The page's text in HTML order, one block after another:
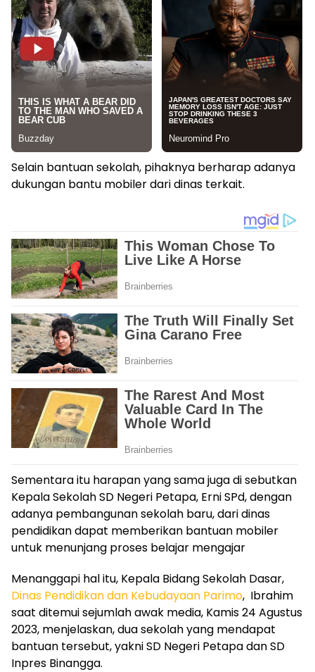
Selain bantuan sekolah, pihaknya berharap adanya
dukungan bantu mobiler dari dinas terkait.
Sementara itu harapan yang sama juga di sebutkan
Kepala Sekolah SD Negeri Petapa, Erni SPd, dengan
adanya pembangunan sekolah baru, dari dinas
pendidikan dapat memberikan bantuan mobiler
untuk menunjang proses belajar mengajar
Menanggapi hal itu, Kepala Bidang Sekolah Dasar,
Dinas Pendidikan dan Kebudayaan Parimo, Ibrahim
saat ditemui sejumlah awak media, Kamis 24 Agustus
2023, menjelaskan, dua sekolah yang mendapat
bantuan tersebut, yakni SD Negeri Petapa dan SD
Inpres Binangga.